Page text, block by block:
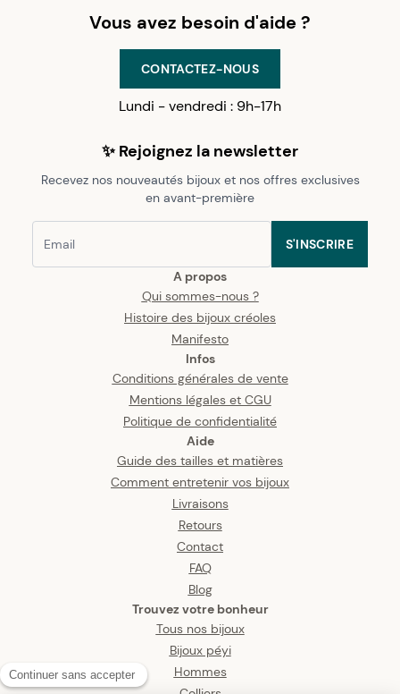
A propos
Qui sommes-nous ?
Histoire des bijoux créoles
Manifesto
Infos
Conditions générales de vente
Mentions légales et CGU
Politique de confidentialité
Aide
Guide des tailles et matières
Comment entretenir vos bijoux
Livraisons
Retours
Contact
FAQ
Blog
Trouvez votre bonheur
Tous nos bijoux
Bijoux péyi
Hommes
Vous avez besoin d'aide ?
CONTACTEZ-NOUS
Lundi - vendredi : 9h-17h
✨ Rejoignez la newsletter
Recevez nos nouveautés bijoux et nos offres exclusives
en avant-première
S'INSCRIRE